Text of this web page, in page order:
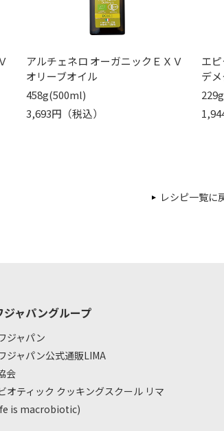
アルチェネロ オーガニックＥＸＶ
オリーブオイル
458g(500ml)
3,693円（税込）
エ
デ
229g
レシピ一覧に
ジャパングループ
ジャパン
ジャパン公式通販LIMA
会
オティック クッキングスクール リマ
is macrobiotic)